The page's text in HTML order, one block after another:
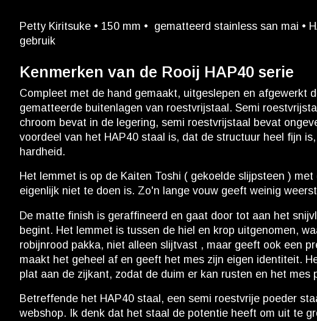
Petty Kiritsuke • 150 mm • gematteerd stainless san mai •
gebruik
Kenmerken van de Rooij HAP40 serie
Compleet met de hand gemaakt, uitgeslepen en afgewerkt
gematteerde buitenlagen van roestvrijstaal. Semi
chroom bevat in de legering, semi roestvrijstaal bevat
voordeel van het HAP40 staal is, dat de structuur heel fijn
hardheid.
Het lemmet is op de Kaiten Toshi ( gekoelde slijpsteen )
eigenlijk niet te doen is. Zo'n lange vouw geeft weinig
De matte finish is geraffineerd en gaat door tot aan het
begint. Het lemmet is tussen de hiel en krop uitgenomen,
robijnrood pakka, niet alleen slijtvast , maar geeft ook een
maakt het geheel af en geeft het mes zijn eigen identiteit.
plat aan de zijkant, zodat de duim er kan rusten en het mes
Betreffende het HAP40 staal, een semi roestvrije poeder
webshop. Ik denk dat het staal de potentie heeft om uit te